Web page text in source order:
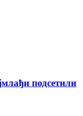
подсетили